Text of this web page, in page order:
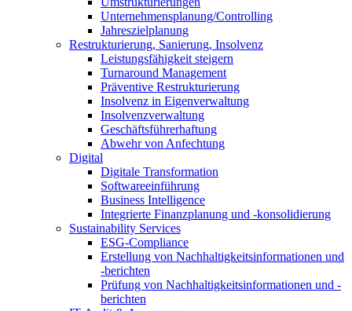
Unternehmensplanung/Controlling
Jahreszielplanung
Restrukturierung, Sanierung, Insolvenz
Leistungsfähigkeit steigern
Turnaround Management
Präventive Restrukturierung
Insolvenz in Eigenverwaltung
Insolvenzverwaltung
Geschäftsführerhaftung
Abwehr von Anfechtung
Digital
Digitale Transformation
Softwareeinführung
Business Intelligence
Integrierte Finanzplanung und -konsolidierung
Sustainability Services
ESG-Compliance
Erstellung von Nachhaltigkeitsinformationen und
-berichten
Prüfung von Nachhaltigkeitsinformationen und -
berichten